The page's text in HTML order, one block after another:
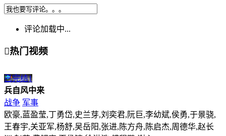
评论加载中...
热门视频
已完结1
兵自风中来
战争 军事
欧豪,蓝盈莹,丁勇岱,史兰芽,刘奕君,阮巨,李幼斌,侯勇,于景骁,
王春宇,关亚军,杨舒,吴岳阳,张进,陈方舟,陈启杰,周德华,赵长